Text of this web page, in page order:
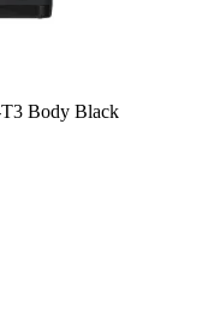
Body Black